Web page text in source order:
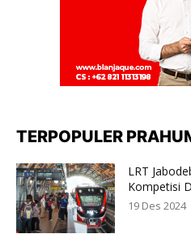
TERPOPULER
LRT
Kompetisi
19 Des 2024